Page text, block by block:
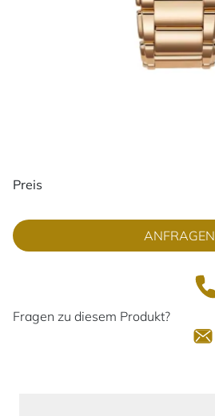
Preisinformationen
Preis
ANFRAGEN
Fragen zu diesem Produkt?